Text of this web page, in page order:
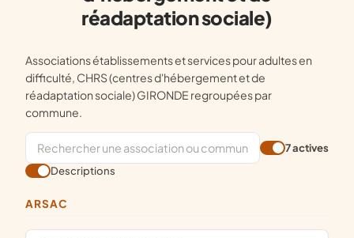
réadaptation sociale)
Associations établissements et services pour adultes en
difficulté, CHRS (centres d'hébergement et de
réadaptation sociale) GIRONDE regroupées par
commune.
7 actives
Descriptions
ARSAC